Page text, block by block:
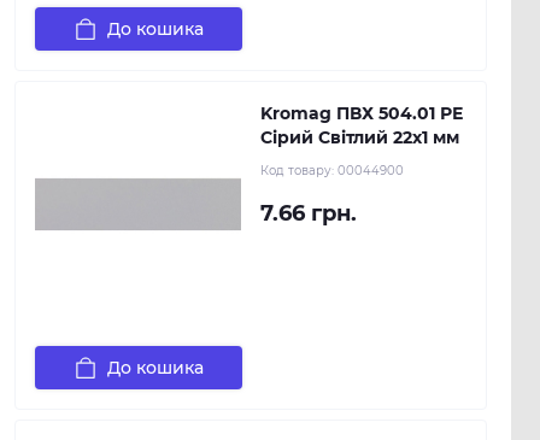
До кошика
Kromag ПВХ 504.01 РЕ
Сірий Світлий 22х1 мм
Код товару: 00044900
7.66 грн.
До кошика